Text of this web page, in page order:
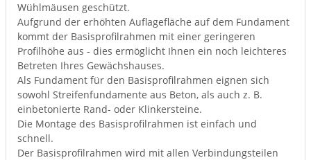
Wühlmäusen geschützt.
Aufgrund der erhöhten Auflagefläche auf dem Fundament
kommt der Basisprofilrahmen mit einer geringeren
Profilhöhe aus - dies ermöglicht Ihnen ein noch leichteres
Betreten Ihres Gewächshauses.
Als Fundament für den Basisprofilrahmen eignen sich
sowohl Streifenfundamente aus Beton, als auch z. B.
einbetonierte Rand- oder Klinkersteine.
Die Montage des Basisprofilrahmen ist einfach und
schnell.
Der Basisprofilrahmen wird mit allen Verbindungsteilen